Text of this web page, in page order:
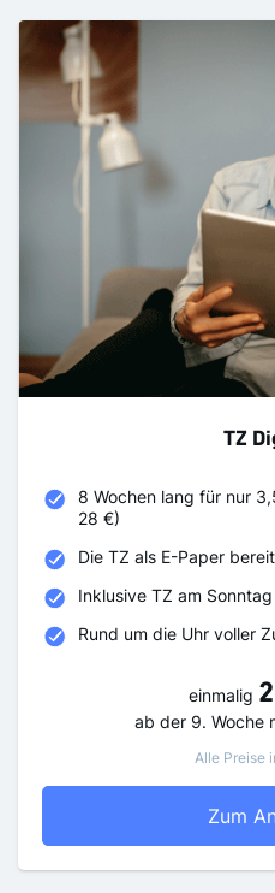
TZ
8 Wochen lang für nur
28 €)
Die TZ als E-Paper
Inklusive TZ am
Rund um die Uhr voller
einmalig
ab der 9. Woche
Alle Preise
Zum